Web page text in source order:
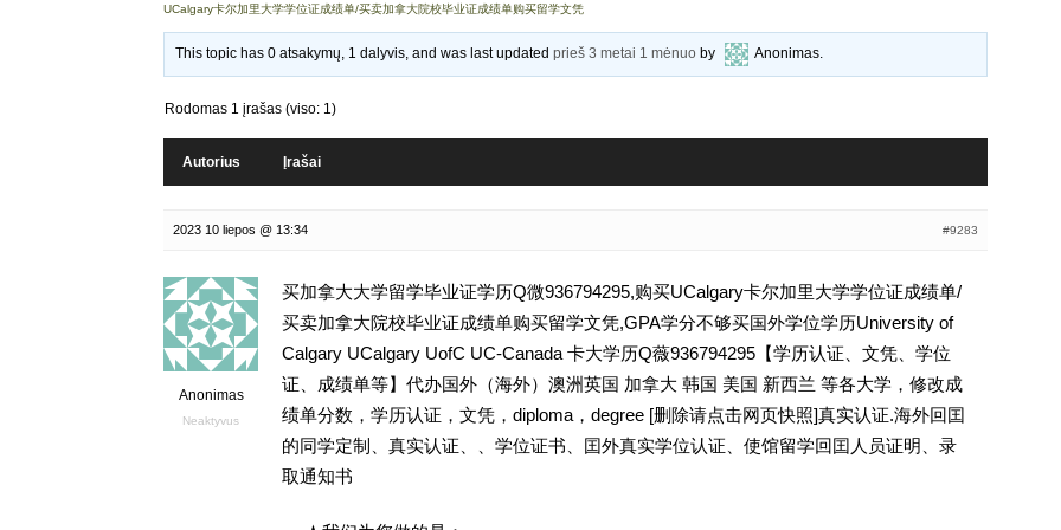
UCalgary卡尔加里大学学位证成绩单/买卖加拿大院校毕业证成绩单购买留学文凭
This topic has 0 atsakymų, 1 dalyvis, and was last updatedprieš 3 metai 1 mėnuo by Anonimas.
Rodomas 1 įrašas (viso: 1)
Autorius Įrašai
2023 10 liepos @ 13:34 #9283
Anonimas
Neaktyvus
买加拿大大学留学毕业证学历Q微936794295,购买UCalgary卡尔加里大学学位证成绩单/
买卖加拿大院校毕业证成绩单购买留学文凭,GPA学分不够买国外学位学历University of
Calgary UCalgary UofC UC-Canada 卡大学历Q薇936794295【学历认证、文凭、学位
证、成绩单等】代办国外（海外）澳洲英国 加拿大 韩国 美国 新西兰 等各大学，修改成
绩单分数，学历认证，文凭，diploma，degree [删除请点击网页快照]真实认证.海外回囯
的同学定制、真实认证、、学位证书、囯外真实学位认证、使馆留学回囯人员证明、录
取通知书